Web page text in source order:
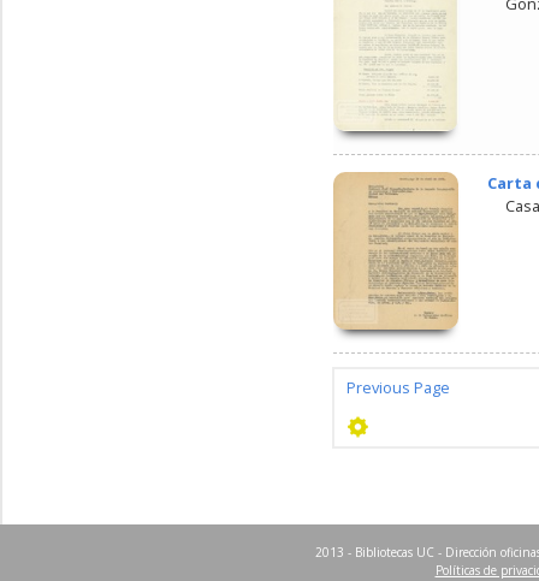
Carta
Previous Page
2013 - Bibliotecas UC - Dirección
Políticas de